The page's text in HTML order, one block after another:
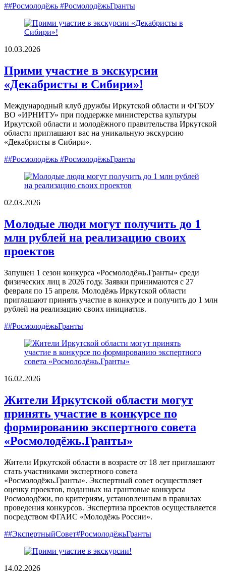
##Росмолодёжь #РосмолодёжьГранты
10.03.2026
Прими участие в экскурсии
«Декабристы в Сибири»!
Международный клуб дружбы Иркутской области и ФГБОУ
ВО «ИРНИТУ» при поддержке министерства культуры
Иркутской области и молодёжного правительства Иркутской
области приглашают вас на уникальную экскурсию
«Декабристы в Сибири».
##Росмолодёжь #РосмолодёжьГранты
02.03.2026
Молодые люди могут получить до 1
млн рублей на реализацию своих
проектов
Запущен 1 сезон конкурса «Росмолодёжь.Гранты» среди
физических лиц в 2026 году. Заявки принимаются с 27
февраля по 15 апреля. Молодёжь Иркутской области
приглашают принять участие в конкурсе и получить до 1 млн
рублей на реализацию своих инициатив.
##РосмолодёжьГранты
16.02.2026
Жители Иркутской области могут
принять участие в конкурсе по
формированию экспертного совета
«Росмолодёжь.Гранты»
Жители Иркутской области в возрасте от 18 лет приглашают
стать участниками экспертного совета
«Росмолодёжь.Гранты». Экспертный совет осуществляет
оценку проектов, поданных на грантовые конкурсы
Росмолодёжи, по критериям, установленным в правилах
проведения конкурсов. Экспертиза проектов осуществляется
посредством ФГАИС «Молодёжь России».
##ЭкспертныйСовет#РосмолодёжьГранты
14.02.2026